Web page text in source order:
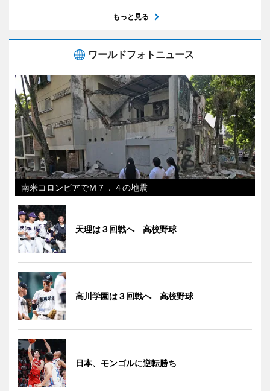
もっと見る
ワールドフォトニュース
南米コロンビアでＭ７．４の地震
天理は３回戦へ 高校野球
高川学園は３回戦へ 高校野球
日本、モンゴルに逆転勝ち